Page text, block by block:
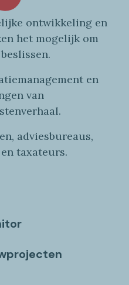
ontwikkeling en
het mogelijk om
management en
van
l.
adviesbureaus,
taxateurs.